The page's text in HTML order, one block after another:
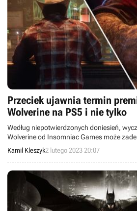
Przeciek ujawnia termin
Wolverine na PS5 i nie tylko
Według niepotwierdzonych doniesień,
Wolverine od Insomniac Games może
roku oraz zawierać półotwarty świat i dużo
Kamil Kleszyk2 lutego 2023 20:07